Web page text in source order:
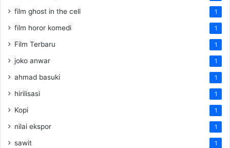
film ghost in the cell 1
film horor komedi 1
Film Terbaru 1
joko anwar 1
ahmad basuki 1
hirilisasi 1
Kopi 1
nilai ekspor 1
sawit 1